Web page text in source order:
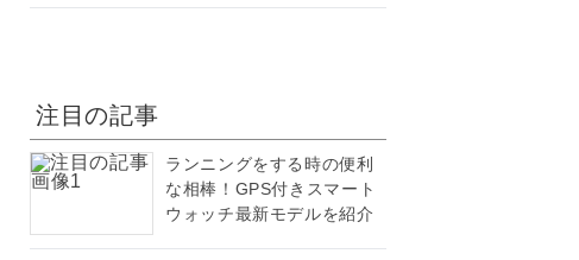
注目の記事
ランニングをする時の便利
な相棒！GPS付きスマート
ウォッチ最新モデルを紹介